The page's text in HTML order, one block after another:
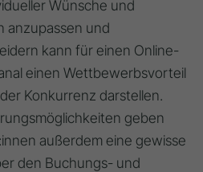
Wünsche und
anzupassen und
kann für einen Online-
einen Wettbewerbsvorteil
Konkurrenz darstellen.
geben
außerdem eine gewisse
den Buchungs- und